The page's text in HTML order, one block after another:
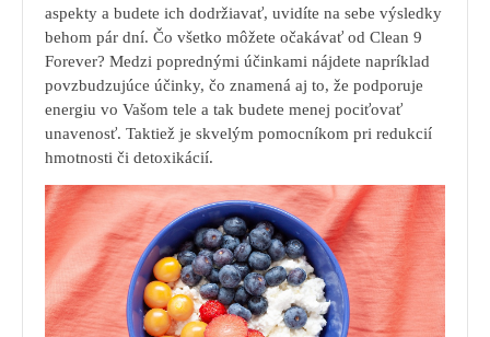
aspekty a budete ich dodržiavať, uvidíte na sebe výsledky
behom pár dní. Čo všetko môžete očakávať od Clean 9
Forever? Medzi poprednými účinkami nájdete napríklad
povzbudzujúce účinky, čo znamená aj to, že podporuje
energiu vo Vašom tele a tak budete menej pociťovať
unavenosť. Taktiež je skvelým pomocníkom pri redukcií
hmotnosti či detoxikácií.